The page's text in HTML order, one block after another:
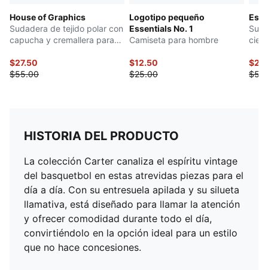
House of Graphics
Sudadera de tejido polar con
capucha y cremallera para
$27.50
$55.00
Logotipo pequeño
Essentials No. 1
Camiseta para hombre
$12.50
$25.00
HISTORIA DEL PRODUCTO
La colección Carter canaliza el espíritu vintage
del basquetbol en estas atrevidas piezas para el
día a día. Con su entresuela apilada y su silueta
llamativa, está diseñado para llamar la atención
y ofrecer comodidad durante todo el día,
convirtiéndolo en la opción ideal para un estilo
que no hace concesiones.